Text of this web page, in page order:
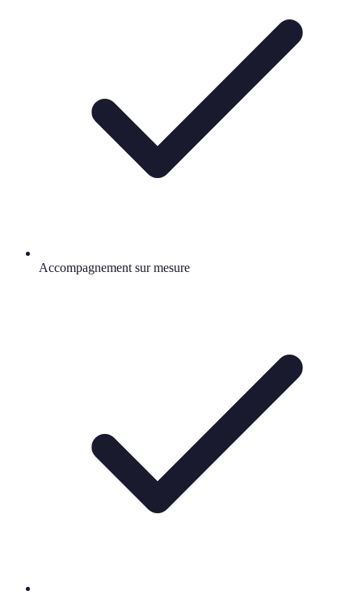
Accompagnement sur mesure